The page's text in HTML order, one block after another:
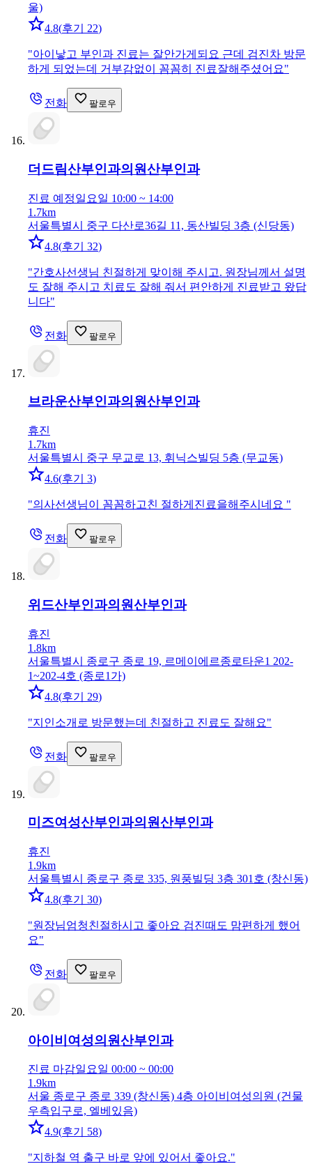
울)
4.8(후기 22)
"아이낳고 부인과 진료는 잘안가게되요 근데 검진차 방문
하게 되었는데 거부감없이 꼼꼼히 진료잘해주셨어요"
전화 팔로우
더드림산부인과의원산부인과
진료 예정일요일 10:00 ~ 14:00
1.7km
서울특별시 중구 다산로36길 11, 동산빌딩 3층 (신당동)
4.8(후기 32)
"간호사선생님 친절하게 맞이해 주시고. 원장님께서 설명
도 잘해 주시고 치료도 잘해 줘서 편안하게 진료받고 왔답
니다"
전화 팔로우
브라운산부인과의원산부인과
휴진
1.7km
서울특별시 중구 무교로 13, 휘닉스빌딩 5층 (무교동)
4.6(후기 3)
"의사선생님이 꼼꼼하고친 절하게진료을해주시네요 "
전화 팔로우
위드산부인과의원산부인과
휴진
1.8km
서울특별시 종로구 종로 19, 르메이에르종로타운1 202-
1~202-4호 (종로1가)
4.8(후기 29)
"지인소개로 방문했는데 친절하고 진료도 잘해요"
전화 팔로우
미즈여성산부인과의원산부인과
휴진
1.9km
서울특별시 종로구 종로 335, 원풍빌딩 3층 301호 (창신동)
4.8(후기 30)
"원장님엄청친절하시고 좋아요 검진때도 맘편하게 했어
요"
전화 팔로우
아이비여성의원산부인과
진료 마감일요일 00:00 ~ 00:00
1.9km
서울 종로구 종로 339 (창신동) 4층 아이비여성의원 (건물
우측입구로, 엘베있음)
4.9(후기 58)
"지하철 역 출구 바로 앞에 있어서 좋아요."